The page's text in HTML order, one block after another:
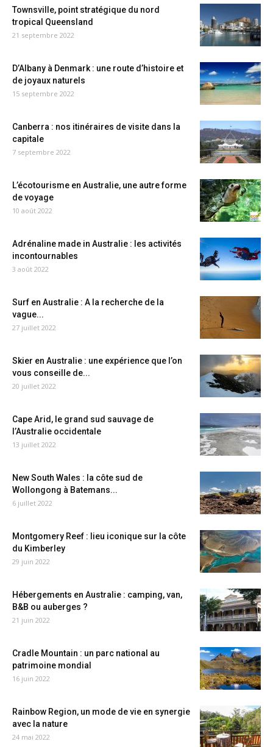
Townsville, point stratégique du nord
tropical Queensland
21 septembre 2022
D’Albany à Denmark : une route d’histoire et
de joyaux naturels
15 septembre 2022
Canberra : nos itinéraires de visite dans la
capitale
7 septembre 2022
L’écotourisme en Australie, une autre forme
de voyage
10 août 2022
Adrénaline made in Australie : les activités
incontournables
3 août 2022
Surf en Australie : A la recherche de la
vague...
27 juillet 2022
Skier en Australie : une expérience que l’on
vous conseille de...
20 juillet 2022
Cape Arid, le grand sud sauvage de
l’Australie occidentale
13 juillet 2022
New South Wales : la côte sud de
Wollongong à Batemans...
6 juillet 2022
Montgomery Reef : lieu iconique sur la côte
du Kimberley
29 juin 2022
Hébergements en Australie : camping, van,
B&B ou auberges ?
21 juin 2022
Cradle Mountain : un parc national au
patrimoine mondial
16 juin 2022
Rainbow Region, un mode de vie en synergie
avec la nature
24 mai 2022